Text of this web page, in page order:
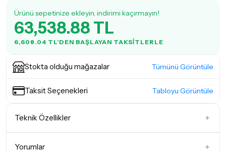
Ürünü sepetinize ekleyin, indirimi kaçırmayın!
63,538.88 TL
6,608.04 TL'DEN BAŞLAYAN TAKSITLERLE
Stokta olduğu mağazalar Tümünü Görüntüle
Taksit Seçenekleri Tabloyu Görüntüle
Teknik Özellikler
Yorumlar